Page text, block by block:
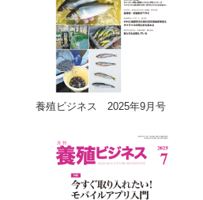
養殖ビジネス 2025年9月号